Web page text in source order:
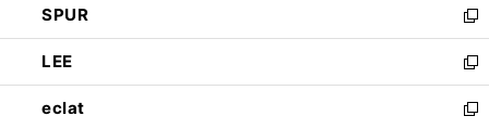
で
開
く
ド
ウ
で
開
く
ィ
ン
ド
ウ
で
い
ウ
ィ
ン
ド
SPUR
新
し
い
ウ
ィ
LEE
新
し
い
eclat
新